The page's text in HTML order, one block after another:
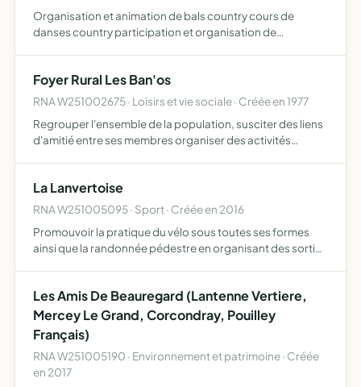
Organisation et animation de bals country cours de
danses country participation et organisation de
Foyer Rural Les Ban'os
RNA W251002675 · Loisirs et vie sociale · Créée en 1977
Regrouper l'ensemble de la population, susciter des liens
d'amitié entre ses membres organiser des activités
La Lanvertoise
RNA W251005095 · Sport · Créée en 2016
Promouvoir la pratique du vélo sous toutes ses formes
ainsi que la randonnée pédestre en organisant des sorties
Les Amis De Beauregard (Lantenne Vertiere,
Mercey Le Grand, Corcondray, Pouilley
Français)
RNA W251005190 · Environnement et patrimoine · Créée
en 2017